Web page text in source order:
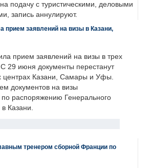
подачу с туристическими, деловыми
запись аннулируют.
прием заявлений на визы в Казани,
прием заявлений на визы в трех
С 29 июня документы перестанут
центрах Казани, Самары и Уфы.
документов на визы
по распоряжению Генерального
в Казани.
тренером сборной Франции по